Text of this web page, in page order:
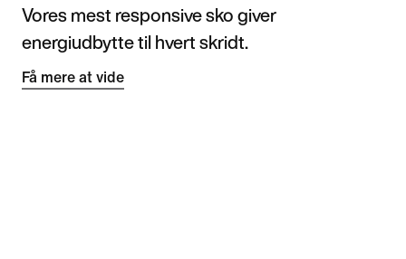
Vores mest responsive sko giver
energiudbytte til hvert skridt.
Få mere at vide